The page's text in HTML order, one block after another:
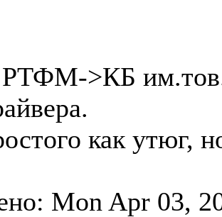
>КБ
как утюг,
Mon Apr 03,